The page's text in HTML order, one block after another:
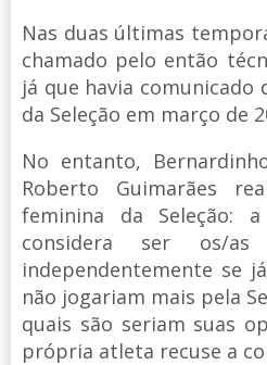
Nas duas últimas
chamado pelo então
já que havia comunicado
da Seleção em março de
No entanto,
Roberto Guimarães
feminina da Seleção:
considera ser os/as
independentemente se
não jogariam mais pela
quais são seriam suas
própria atleta recuse a